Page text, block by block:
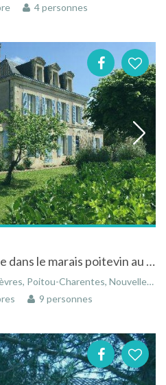
4 personnes
Grande demeure familiale dans le marais poitevin au Bourdet dans les Deux-Sèvres en Poitou-Charentes
Charentes, Nouvelle-Aquitaine, France
9 personnes